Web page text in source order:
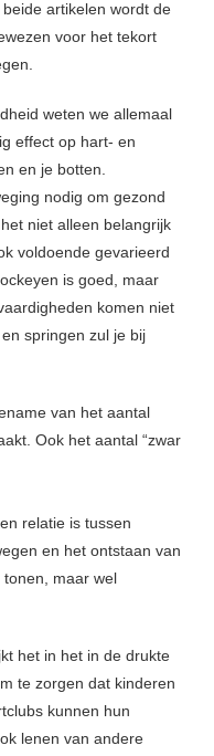
artikelen wordt de
voor het tekort
weten we allemaal
effect op hart- en
en je botten.
nodig om gezond
niet alleen belangrijk
voldoende gevarieerd
is goed, maar
komen niet
springen zul je bij
van het aantal
Ook het aantal “zwar
relatie is tussen
en het ontstaan van
maar wel
het in het in de drukte
te zorgen dat kinderen
kunnen hun
lenen van andere